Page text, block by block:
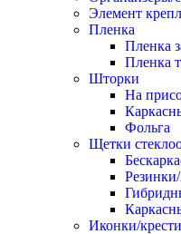
Элемент
Пленка
Пленка
Пленка
Шторки
На
Фольга
Щетки
Иконки/